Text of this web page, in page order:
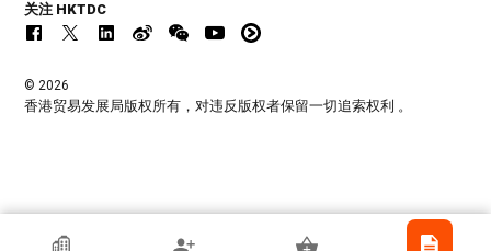
关注 HKTDC
© 2026
香港贸易发展局版权所有，对违反版权者保留一切追索权利 。